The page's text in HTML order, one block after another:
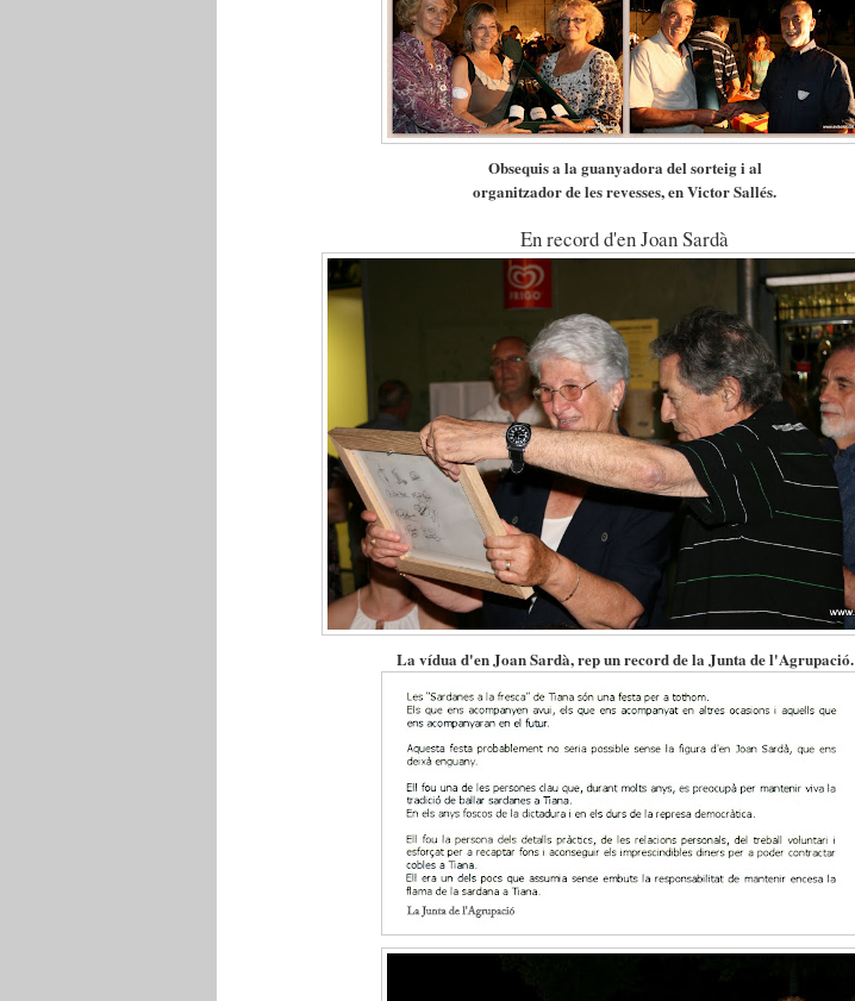
Obsequis a la guanyadora del sorteig i al
organitzador de les revesses, en Victor Sallés.
En record d'en Joan Sardà
La vídua d'en Joan Sardà, rep un record de la Junta de l'Agrupació.